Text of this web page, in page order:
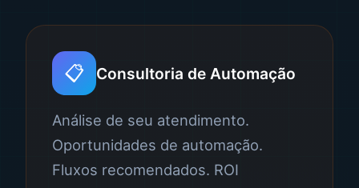
📋 Consultoria de Automação
Análise de seu atendimento.
Oportunidades de automação.
Fluxos recomendados. ROI